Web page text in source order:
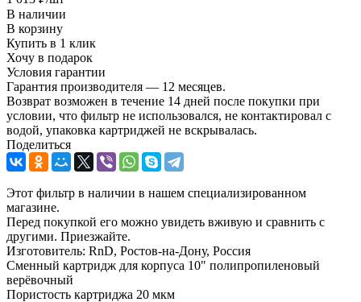
В наличии
В корзину
Купить в 1 клик
Хочу в подарок
Условия гарантии
Гарантия производителя — 12 месяцев.
Возврат возможен в течение 14 дней после покупки при
условии, что фильтр не использовался, не контактировал с
водой, упаковка картриджей не вскрывалась.
Поделиться
Этот фильтр в наличии в нашем специализированном
магазине.
Перед покупкой его можно увидеть вживую и сравнить с
другими. Приезжайте.
Изготовитель: RnD, Ростов-на-Дону, Россия
Сменный картридж для корпуса 10" полипропиленовый
верёвочный
Пористость картриджа 20 мкм